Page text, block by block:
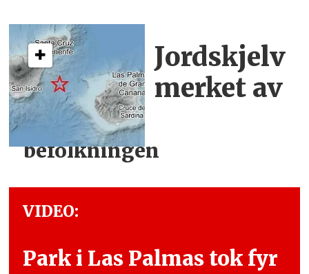
Jordskjelv
merket av
befolkningen
VIDEO:
Park i Las Palmas tok fyr